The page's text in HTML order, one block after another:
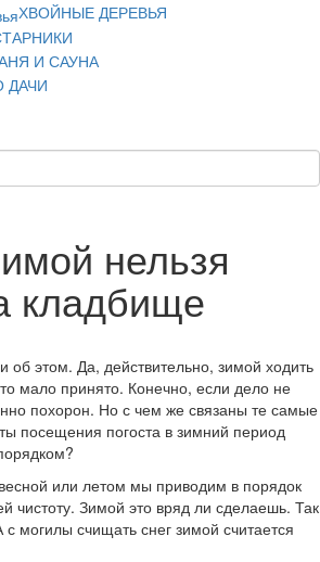
ХВОЙНЫЕ ДЕРЕВЬЯ
И САУНА
ДАЧИ
нельзя
кладбище
об этом. Да, действительно, зимой ходить
мало принято. Конечно, если дело не
похорон. Но с чем же связаны те самые
посещения погоста в зимний период
или летом мы приводим в порядок
чистоту. Зимой это вряд ли сделаешь. Так
с могилы счищать снег зимой считается